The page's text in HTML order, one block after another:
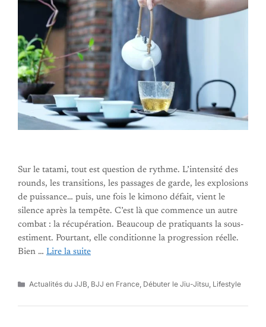
Sur le tatami, tout est question de rythme. L’intensité des
rounds, les transitions, les passages de garde, les explosions
de puissance… puis, une fois le kimono défait, vient le
silence après la tempête. C’est là que commence un autre
combat : la récupération. Beaucoup de pratiquants la sous-
estiment. Pourtant, elle conditionne la progression réelle.
Bien … Lire la suite
Catégories
Actualités du JJB, BJJ en France, Débuter le Jiu-Jitsu, Lifestyle